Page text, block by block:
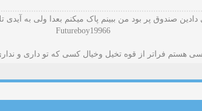
صندوق پر بود من ببینم پاک میکنم بعدا ولی به آیدی
Futureboy19966
هستم فراتر از قوه تخیل وخیال کسی که تو داری و